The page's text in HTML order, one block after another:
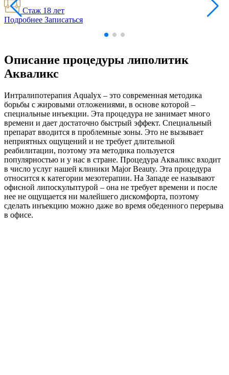
Стаж 18 лет
Подробнее Записаться
Описание процедуры липолитик
Акваликс
Интралипотерапия Aqualyx – это современная методика
борьбы с жировыми отложениями, в основе которой –
специальные инъекции. Эта процедура не занимает много
времени и дает достаточно быстрый эффект. Специальный
препарат вводится в проблемные зоны. Это не вызывает
неприятных ощущений и не требует длительной
реабилитации, поэтому эта методика пользуется
популярностью и у нас в стране. Процедура Акваликс входит
в число услуг нашей клиники Major Beauty. Эта процедура
относится к категории мезотерапии. На Западе ее называют
офисной липоскульптурой – она не требует времени и после
нее не ощущается ни малейшего дискомфорта, поэтому
сделать инъекцию можно даже во время обеденного перерыва
в офисе.